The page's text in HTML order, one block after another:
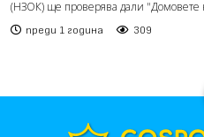
на НЗОК
(НЗОК) ще проверява дали "Домовете
преди 1 година 309